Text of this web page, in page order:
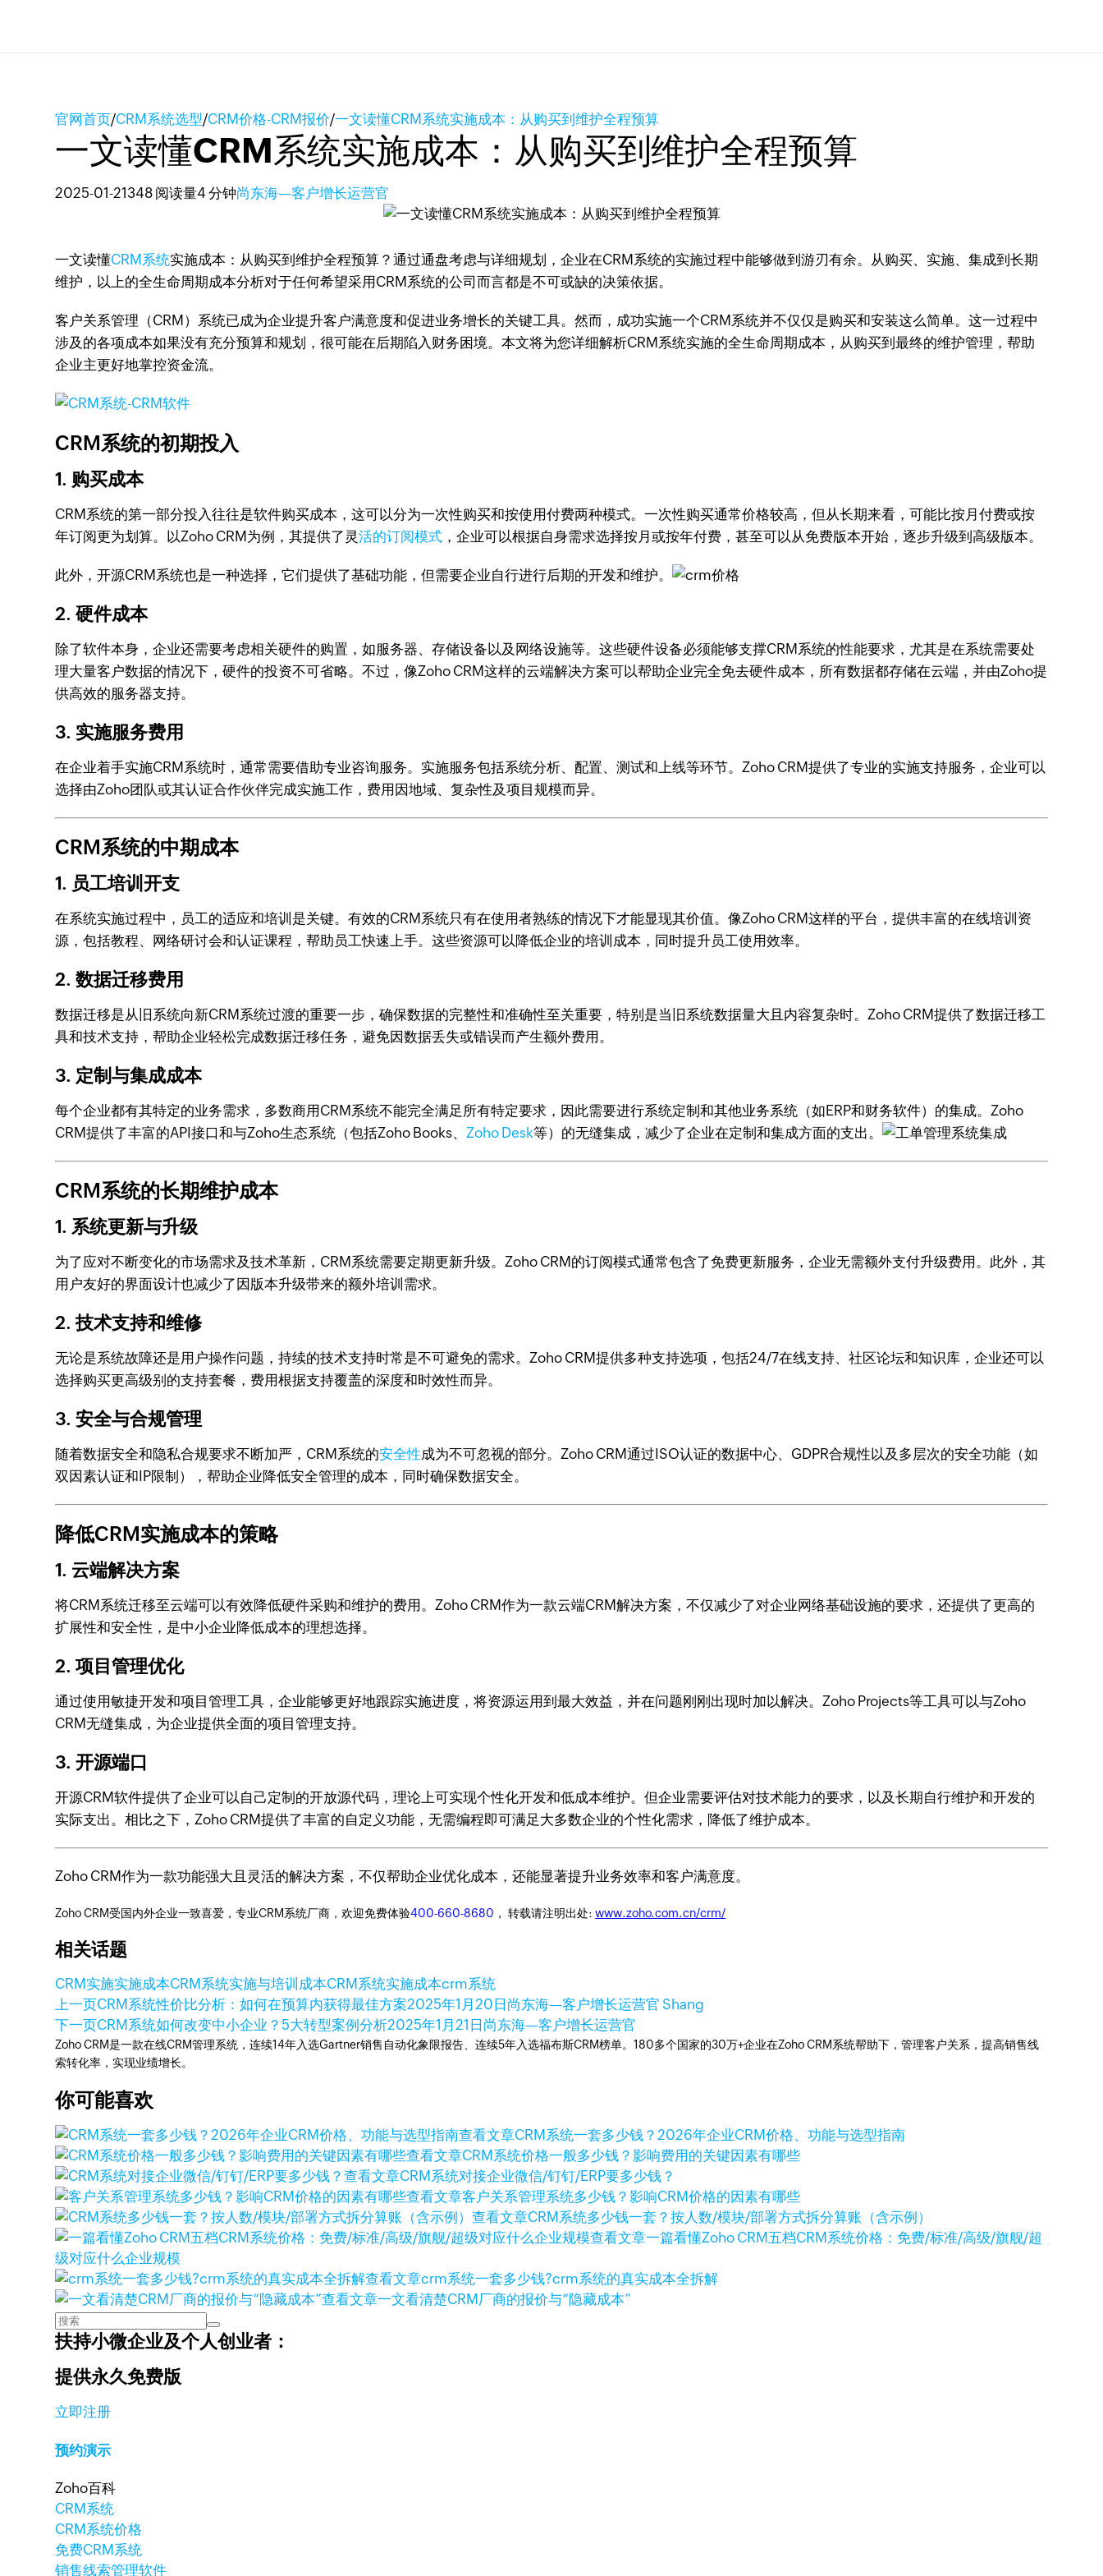
官网首页/CRM系统选型/CRM价格-CRM报价/一文读懂CRM系统实施成本：从购买到维护全程预算
一文读懂CRM系统实施成本：从购买到维护全程预算
2025-01-21 348 阅读量4 分钟尚东海—客户增长运营官
一文读懂CRM系统实施成本：从购买到维护全程预算？通过通盘考虑与详细规划，企业在CRM系统的实施过程中能够做到游刃有余。从购买、实施、集成到长期
维护，以上的全生命周期成本分析对于任何希望采用CRM系统的公司而言都是不可或缺的决策依据。
客户关系管理（CRM）系统已成为企业提升客户满意度和促进业务增长的关键工具。然而，成功实施一个CRM系统并不仅仅是购买和安装这么简单。这一过程中
涉及的各项成本如果没有充分预算和规划，很可能在后期陷入财务困境。本文将为您详细解析CRM系统实施的全生命周期成本，从购买到最终的维护管理，帮助
企业主更好地掌控资金流。
CRM系统的初期投入
1. 购买成本
CRM系统的第一部分投入往往是软件购买成本，这可以分为一次性购买和按使用付费两种模式。一次性购买通常价格较高，但从长期来看，可能比按月付费或按
年订阅更为划算。以Zoho CRM为例，其提供了灵活的订阅模式 ，企业可以根据自身需求选择按月或按年付费，甚至可以从免费版本开始，逐步升级到高级版本。
此外，开源CRM系统也是一种选择，它们提供了基础功能，但需要企业自行进行后期的开发和维护。
2. 硬件成本
除了软件本身，企业还需要考虑相关硬件的购置，如服务器、存储设备以及网络设施等。这些硬件设备必须能够支撑CRM系统的性能要求，尤其是在系统需要处
理大量客户数据的情况下，硬件的投资不可省略。不过，像Zoho CRM这样的云端解决方案可以帮助企业完全免去硬件成本，所有数据都存储在云端，并由Zoho提
供高效的服务器支持。
3. 实施服务费用
在企业着手实施CRM系统时，通常需要借助专业咨询服务。实施服务包括系统分析、配置、测试和上线等环节。Zoho CRM提供了专业的实施支持服务，企业可以
选择由Zoho团队或其认证合作伙伴完成实施工作，费用因地域、复杂性及项目规模而异。
CRM系统的中期成本
1. 员工培训开支
在系统实施过程中，员工的适应和培训是关键。有效的CRM系统只有在使用者熟练的情况下才能显现其价值。像Zoho CRM这样的平台，提供丰富的在线培训资
源，包括教程、网络研讨会和认证课程，帮助员工快速上手。这些资源可以降低企业的培训成本，同时提升员工使用效率。
2. 数据迁移费用
数据迁移是从旧系统向新CRM系统过渡的重要一步，确保数据的完整性和准确性至关重要，特别是当旧系统数据量大且内容复杂时。Zoho CRM提供了数据迁移工
具和技术支持，帮助企业轻松完成数据迁移任务，避免因数据丢失或错误而产生额外费用。
3. 定制与集成成本
每个企业都有其特定的业务需求，多数商用CRM系统不能完全满足所有特定要求，因此需要进行系统定制和其他业务系统（如ERP和财务软件）的集成。Zoho
CRM提供了丰富的API接口和与Zoho生态系统（包括Zoho Books、Zoho Desk等）的无缝集成，减少了企业在定制和集成方面的支出。
CRM系统的长期维护成本
1. 系统更新与升级
为了应对不断变化的市场需求及技术革新，CRM系统需要定期更新升级。Zoho CRM的订阅模式通常包含了免费更新服务，企业无需额外支付升级费用。此外，其
用户友好的界面设计也减少了因版本升级带来的额外培训需求。
2. 技术支持和维修
无论是系统故障还是用户操作问题，持续的技术支持时常是不可避免的需求。Zoho CRM提供多种支持选项，包括24/7在线支持、社区论坛和知识库，企业还可以
选择购买更高级别的支持套餐，费用根据支持覆盖的深度和时效性而异。
3. 安全与合规管理
随着数据安全和隐私合规要求不断加严，CRM系统的安全性成为不可忽视的部分。Zoho CRM通过ISO认证的数据中心、GDPR合规性以及多层次的安全功能（如
双因素认证和IP限制），帮助企业降低安全管理的成本，同时确保数据安全。
降低CRM实施成本的策略
1. 云端解决方案
将CRM系统迁移至云端可以有效降低硬件采购和维护的费用。Zoho CRM作为一款云端CRM解决方案，不仅减少了对企业网络基础设施的要求，还提供了更高的
扩展性和安全性，是中小企业降低成本的理想选择。
2. 项目管理优化
通过使用敏捷开发和项目管理工具，企业能够更好地跟踪实施进度，将资源运用到最大效益，并在问题刚刚出现时加以解决。Zoho Projects等工具可以与Zoho
CRM无缝集成，为企业提供全面的项目管理支持。
3. 开源端口
开源CRM软件提供了企业可以自己定制的开放源代码，理论上可实现个性化开发和低成本维护。但企业需要评估对技术能力的要求，以及长期自行维护和开发的
实际支出。相比之下，Zoho CRM提供了丰富的自定义功能，无需编程即可满足大多数企业的个性化需求，降低了维护成本。
Zoho CRM作为一款功能强大且灵活的解决方案，不仅帮助企业优化成本，还能显著提升业务效率和客户满意度。
Zoho CRM受国内外企业一致喜爱，专业CRM系统厂商，欢迎免费体验400-660-8680 ， 转载请注明出处:www.zoho.com.cn/crm/
相关话题
CRM实施实施成本CRM系统实施与培训成本CRM系统实施成本crm系统
上一页CRM系统性价比分析：如何在预算内获得最佳方案2025年1月20日 尚东海—客户增长运营官 Shang
下一页CRM系统如何改变中小企业？5大转型案例分析2025年1月21日 尚东海—客户增长运营官
Zoho CRM是一款在线CRM管理系统，连续14年入选Gartner销售自动化象限报告、连续5年入选福布斯CRM榜单。180多个国家的30万+企业在Zoho CRM系统帮助下，管理客户关系，提高销售线
索转化率，实现业绩增长。
你可能喜欢
查看文章CRM系统一套多少钱？2026年企业CRM价格、功能与选型指南
查看文章CRM系统价格一般多少钱？影响费用的关键因素有哪些
查看文章CRM系统对接企业微信/钉钉/ERP要多少钱？
查看文章客户关系管理系统多少钱？影响CRM价格的因素有哪些
查看文章CRM系统多少钱一套？按人数/模块/部署方式拆分算账（含示例）
查看文章一篇看懂Zoho CRM五档CRM系统价格：免费/标准/高级/旗舰/超
级对应什么企业规模
查看文章crm系统一套多少钱?crm系统的真实成本全拆解
查看文章一文看清楚CRM厂商的报价与“隐藏成本”
扶持小微企业及个人创业者：
提供永久免费版
立即注册
预约演示
Zoho百科
CRM系统
CRM系统价格
免费CRM系统
销售线索管理软件